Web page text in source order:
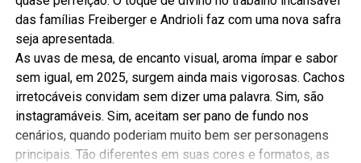
das famílias Freiberger e Andrioli faz com uma nova safra
seja apresentada.
As uvas de mesa, de encanto visual, aroma ímpar e sabor
sem igual, em 2025, surgem ainda mais vigorosas. Cachos
irretocáveis convidam sem dizer uma palavra. Sim, são
instagramáveis. Sim, aceitam ser pano de fundo nos
cenários, quando poderiam muito bem ser personagens
principais. Tão diferentes em suas cores e formatos, as